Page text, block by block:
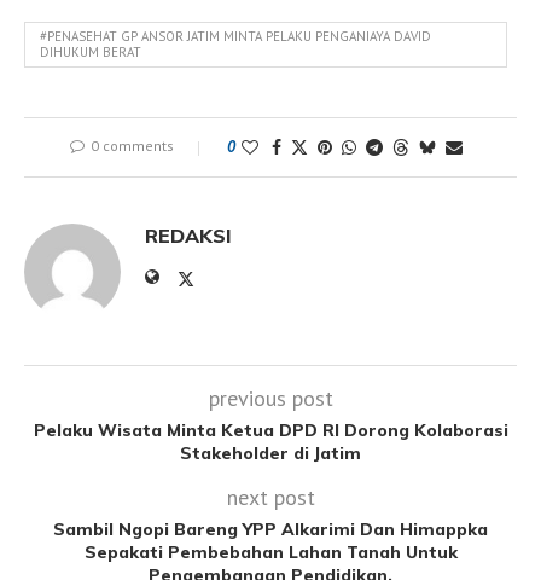
#PENASEHAT GP ANSOR JATIM MINTA PELAKU PENGANIAYA DAVID
DIHUKUM BERAT
0 comments 0
REDAKSI
previous post
Pelaku Wisata Minta Ketua DPD RI Dorong Kolaborasi
Stakeholder di Jatim
next post
Sambil Ngopi Bareng YPP Alkarimi Dan Himappka
Sepakati Pembebahan Lahan Tanah Untuk
Pengembangan Pendidikan.